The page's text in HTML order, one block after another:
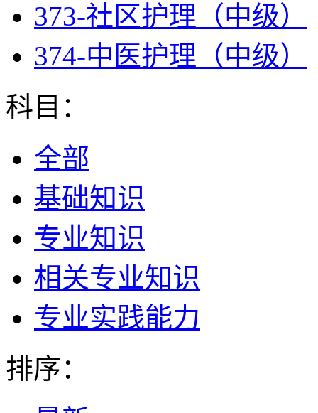
373-社区护理（中级）
374-中医护理（中级）
科目：
全部
基础知识
专业知识
相关专业知识
专业实践能力
排序：